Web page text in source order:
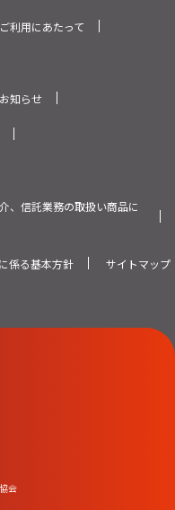
会
利用にあたって
知らせ
、信託業務の取扱い商品に
係る基本方針 サイトマップ